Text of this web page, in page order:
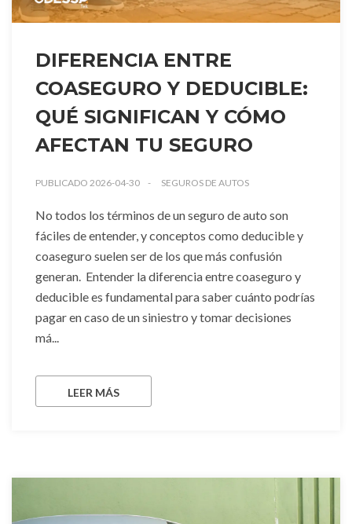
DIFERENCIA ENTRE
COASEGURO Y DEDUCIBLE:
QUÉ SIGNIFICAN Y CÓMO
AFECTAN TU SEGURO
PUBLICADO 2026-04-30 SEGUROS DE AUTOS
No todos los términos de un seguro de auto son
fáciles de entender, y conceptos como deducible y
coaseguro suelen ser de los que más confusión
generan. Entender la diferencia entre coaseguro y
deducible es fundamental para saber cuánto podrías
pagar en caso de un siniestro y tomar decisiones
má...
LEER MÁS